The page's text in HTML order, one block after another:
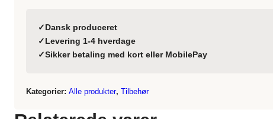
✓Dansk produceret
✓Levering 1-4 hverdage
✓Sikker betaling med kort eller MobilePay
Kategorier: Alle produkter, Tilbehør